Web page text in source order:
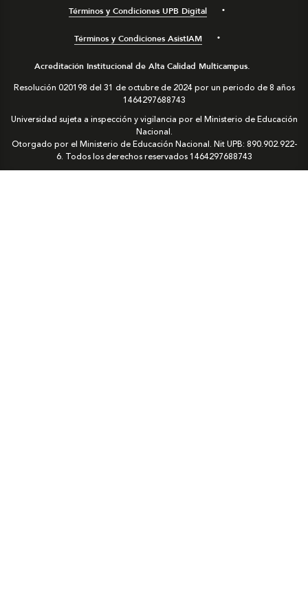
Términos y Condiciones UPB Digital
Términos y Condiciones AsistIAM
Acreditación Institucional de Alta Calidad Multicampus.
Resolución 020198 del 31 de octubre de 2024 por un periodo de 8 años
1464297688743
Universidad sujeta a inspección y vigilancia por el Ministerio de Educación
Nacional.
Otorgado por el Ministerio de Educación Nacional. Nit UPB: 890.902.922-
6. Todos los derechos reservados1464297688743